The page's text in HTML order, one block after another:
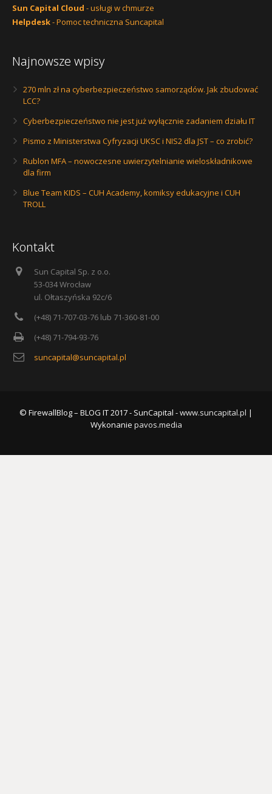
Sun Capital Cloud - usługi w chmurze
Helpdesk- Pomoc techniczna Suncapital
Najnowsze wpisy
270 mln zł na cyberbezpieczeństwo samorządów. Jak zbudować
LCC?
Cyberbezpieczeństwo nie jest już wyłącznie zadaniem działu IT
Pismo z Ministerstwa Cyfryzacji UKSC i NIS2 dla JST – co zrobić?
Rublon MFA – nowoczesne uwierzytelnianie wieloskładnikowe
dla firm
Blue Team KIDS – CUH Academy, komiksy edukacyjne i CUH
TROLL
Kontakt
Sun Capital Sp. z o.o.
53-034 Wrocław
ul. Ołtaszyńska 92c/6
(+48) 71-707-03-76 lub 71-360-81-00
(+48) 71-794-93-76
suncapital@suncapital.pl
© FirewallBlog – BLOG IT 2017 - SunCapital -www.suncapital.pl |
Wykonanie pavos.media